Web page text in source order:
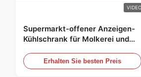
VIDEO
Supermarkt-offener Anzeigen-
Kühlschrank für Molkerei und
Erhalten Sie besten Preis